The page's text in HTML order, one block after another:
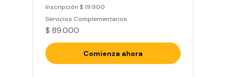
Inscripción $ 19.900
Servicios Complementarios
$ 89.000
Comienza ahora